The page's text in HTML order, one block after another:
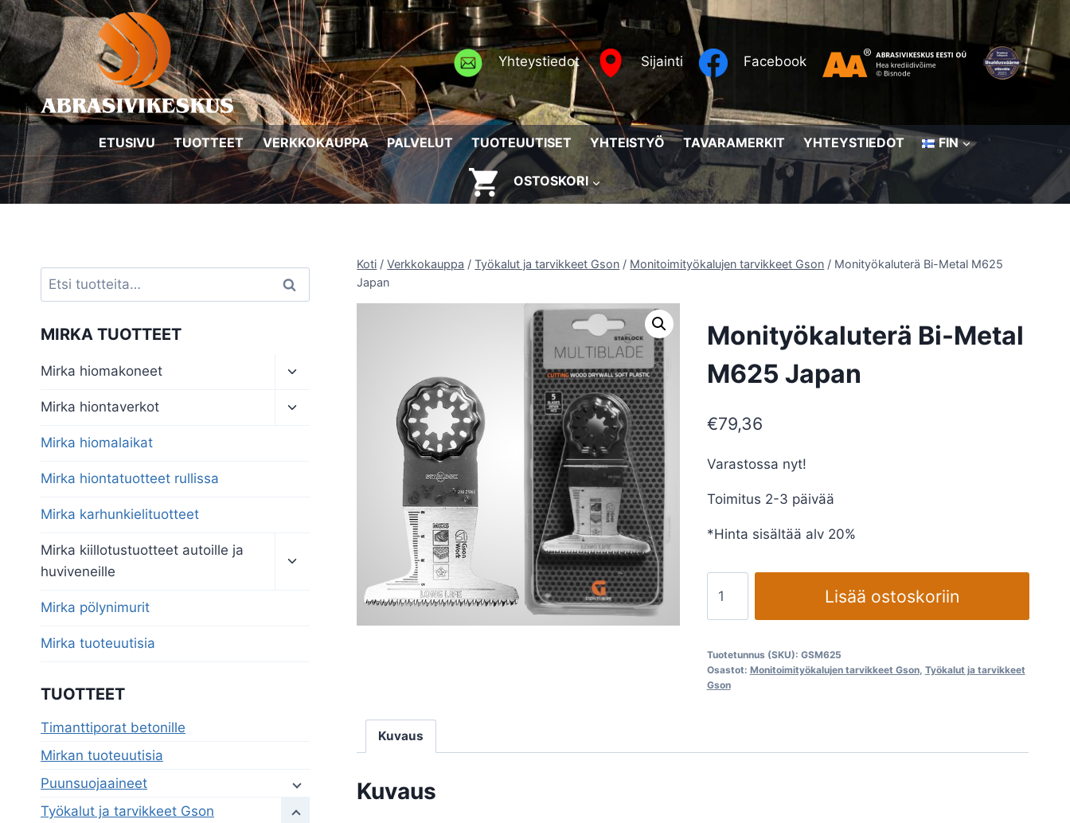
Siirry
sisältöön
Yhteystiedot
Sijainti Facebook
ETUSIVU TUOTTEET VERKKOKAUPPA PALVELUT TUOTEUUTISET YHTEISTYÖ TAVARAMERKIT YHTEYSTIEDOT FIN
OSTOSKORI
Koti / Verkkokauppa / Työkalut ja tarvikkeet Gson / Monitoimityökalujen tarvikkeet Gson / Monityökaluterä Bi-Metal M625
Japan
Monityökaluterä Bi-Metal
M625 Japan
€79,36
Varastossa nyt!
Toimitus 2-3 päivää
*Hinta sisältää alv 20%
Bi-
Metal
Japan
määrä
Lisää ostoskoriin
Tuotetunnus (SKU): GSM625
Osastot: Monitoimityökalujen tarvikkeet Gson, Työkalut ja tarvikkeet
Gson
Kuvaus
Kuvaus
Etsi: Haku
MIRKA TUOTTEET
Mirka hiomakoneet
Toggle
menu
Mirka hiontaverkot
Toggle
Mirka hiomalaikat
Mirka hiontatuotteet rullissa
Mirka karhunkielituotteet
Mirka kiillotustuotteet autoille ja
huviveneille
child
Mirka pölynimurit
Mirka tuoteuutisia
TUOTTEET
Timanttiporat betonille
Mirkan tuoteuutisia
Puunsuojaaineet
Työkalut ja tarvikkeet Gson